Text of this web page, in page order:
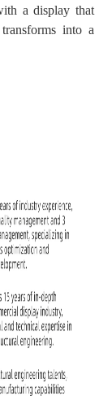
a display that
into a